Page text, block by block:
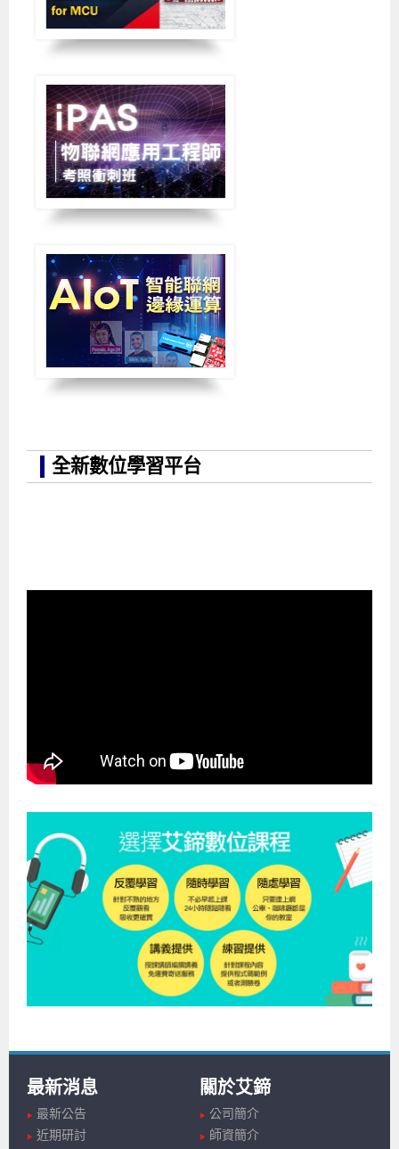
全新數位學習平台
最新消息
最新公告
近期研討
關於艾鍗
公司簡介
師資簡介